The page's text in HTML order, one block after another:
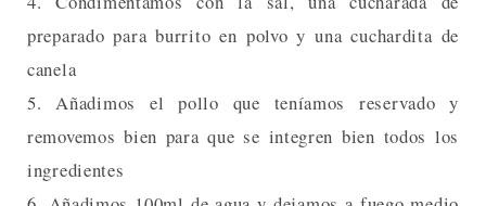
preparado para burrito en polvo y una cuchardita de
canela
5. Añadimos el pollo que teníamos reservado y
removemos bien para que se integren bien todos los
ingredientes